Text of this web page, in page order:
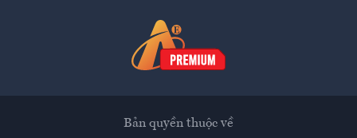
Bản quyền thuộc về